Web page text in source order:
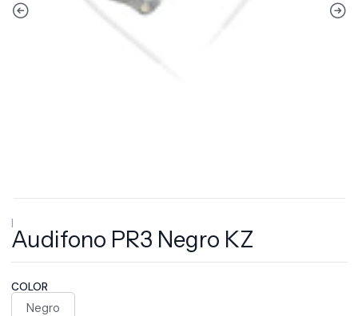
|
Audifono PR3 Negro KZ
COLOR
Negro